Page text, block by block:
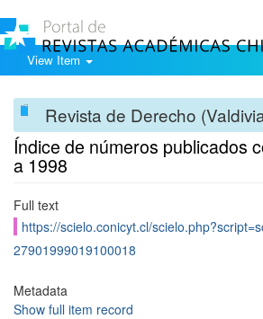
View Item
Revista de Derecho
Índice de números publicados
a 1998
Full text
https://scielo.conicyt.cl/
27901999019100018
Metadata
Show full item record